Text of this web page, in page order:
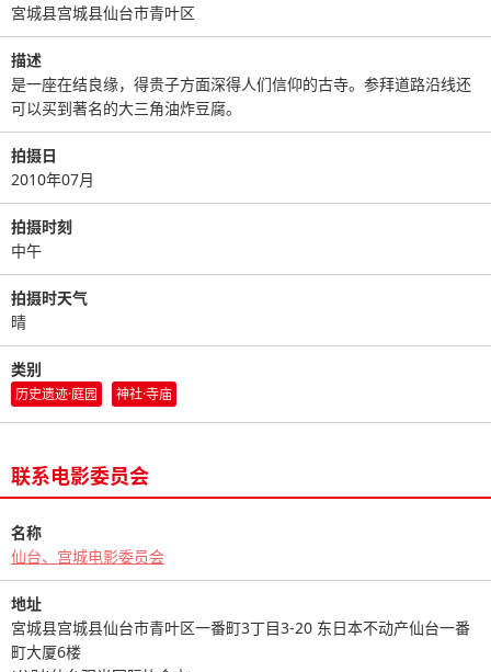
宮城县宫城县仙台市青叶区
描述
是一座在结良缘，得贵子方面深得人们信仰的古寺。参拜道路沿线还
可以买到著名的大三角油炸豆腐。
拍摄日
2010年07月
拍摄时刻
中午
拍摄时天气
晴
类别
历史遗迹·庭园 神社·寺庙
联系电影委员会
名称
仙台、宫城电影委员会
地址
宮城县宫城县仙台市青叶区一番町3丁目3-20 东日本不动产仙台一番
町大厦6楼